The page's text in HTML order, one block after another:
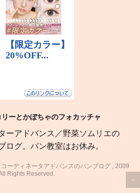
ーとかぼちゃのフォカッチャ
ーアドバンス／野菜ソムリエの
ログ。パン教室はお休み。
ーディネータアドバンスのパンブログ , 2009
Rights Reserved.